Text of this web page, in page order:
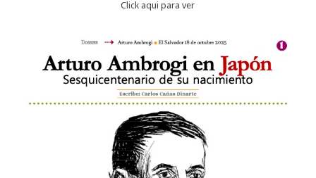
Click aqui para ver